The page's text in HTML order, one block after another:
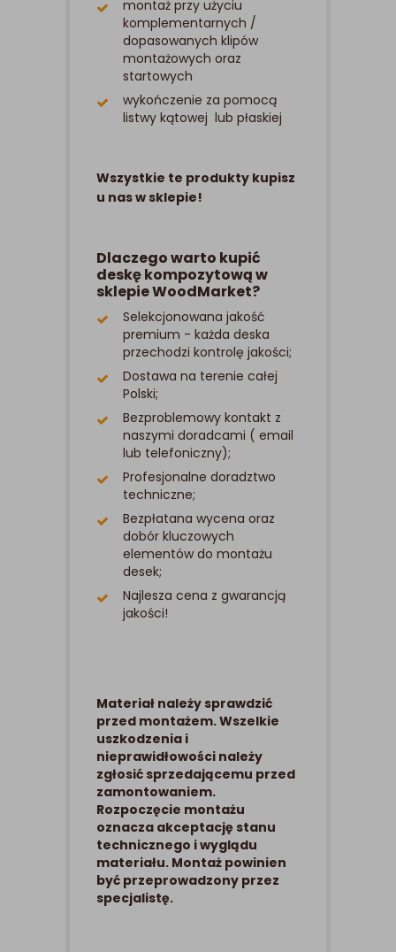
montaż przy użyciu
komplementarnych /
dopasowanych klipów
montażowych oraz
startowych
wykończenie za pomocą
listwy kątowej lub płaskiej
Wszystkie te produkty kupisz
u nas w sklepie!
Dlaczego warto kupić
deskę kompozytową w
sklepie WoodMarket?
Selekcjonowana jakość
premium - każda deska
przechodzi kontrolę jakości;
Dostawa na terenie całej
Polski;
Bezproblemowy kontakt z
naszymi doradcami ( email
lub telefoniczny);
Profesjonalne doradztwo
techniczne;
Bezpłatana wycena oraz
dobór kluczowych
elementów do montażu
desek;
Najlesza cena z gwarancją
jakości!
Materiał należy sprawdzić
przed montażem. Wszelkie
uszkodzenia i
nieprawidłowości należy
zgłosić sprzedającemu przed
zamontowaniem.
Rozpoczęcie montażu
oznacza akceptację stanu
technicznego i wyglądu
materiału. Montaż powinien
być przeprowadzony przez
specjalistę.